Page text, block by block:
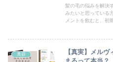
髪の毛の悩みを解決
みたいと思っている
メントを飲むと、初
安を解消して、髪の
最後までお読みくだ
美容
【真実】メル